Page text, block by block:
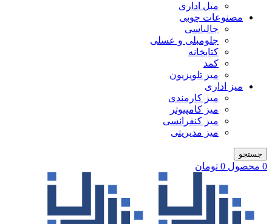
مبل اداری
مصنوعات چوبی
جالباسی
جلومبلی و عسلی
کتابخانه
کمد
میز تلویزیون
میز اداری
میز کارمندی
میز کامپیوتر
میز کنفرانسی
میز مدیریتی
جستجو
0 محصول 0 تومان